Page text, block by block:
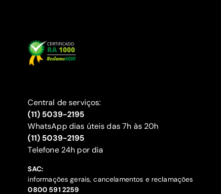
Central de serviços:
(11) 5039-2195
WhatsApp dias úteis das 7h às 20h
(11) 5039-2195
‍Telefone 24h por dia
SAC:
informações gerais, cancelamentos e reclamações
‍0800 591 2259